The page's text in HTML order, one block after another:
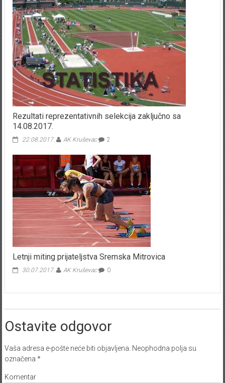
Rezultati reprezentativnih selekcija zaključno sa
14.08.2017.
22.08.2017. AK Kruševac 2
Letnji miting prijateljstva Sremska Mitrovica
30.07.2017. AK Kruševac 0
Ostavite odgovor
Vaša adresa e-pošte neće biti objavljena. Neophodna polja su
označena *
Komentar